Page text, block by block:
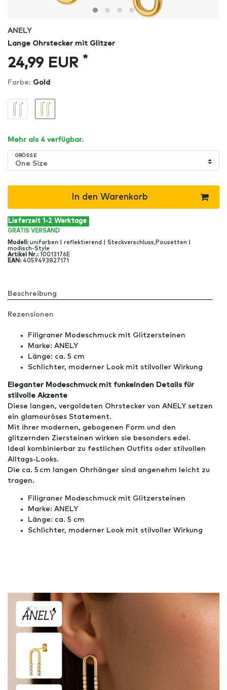
ANELY
Lange Ohrstecker mit Glitzer
24,99 EUR *
Farbe: Gold
Mehr als 4 verfügbar.
GRÖSSE
In den Warenkorb
Lieferzeit 1-2 Werktage
GRATIS VERSAND
Modell : unifarben | reflektierend | Steckverschluss,Pousetten |
modisch-Style
Artikel Nr.: 10013176E
EAN : 4059493827171
Beschreibung
Rezensionen
Filigraner Modeschmuck mit Glitzersteinen
Marke: ANELY
Länge: ca. 5 cm
Schlichter, moderner Look mit stilvoller Wirkung
Eleganter Modeschmuck mit funkelnden Details für
stilvolle Akzente
Diese langen, vergoldeten Ohrstecker von ANELY setzen
ein glamouröses Statement.
Mit ihrer modernen, gebogenen Form und den
glitzernden Ziersteinen wirken sie besonders edel.
Ideal kombinierbar zu festlichen Outfits oder stilvollen
Alltags-Looks.
Die ca. 5 cm langen Ohrhänger sind angenehm leicht zu
tragen.
Filigraner Modeschmuck mit Glitzersteinen
Marke: ANELY
Länge: ca. 5 cm
Schlichter, moderner Look mit stilvoller Wirkung